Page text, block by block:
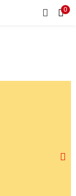
0
REGISTRIEREN
ein, um